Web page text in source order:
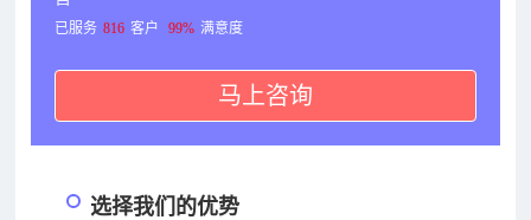
已服务 816 客户 99% 满意度
马上咨询
选择我们的优势